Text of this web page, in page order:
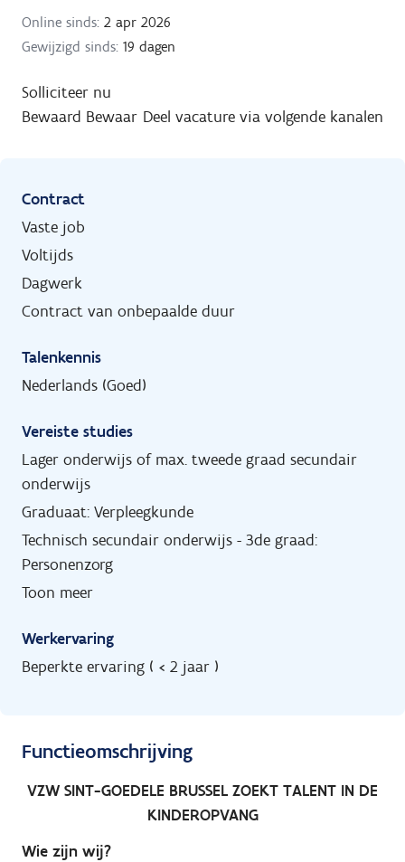
Online sinds: 2 apr 2026
Gewijzigd sinds: 19 dagen
Solliciteer nu
Bewaard Bewaar Deel vacature via volgende kanalen
Contract
Vaste job
Voltijds
Dagwerk
Contract van onbepaalde duur
Talenkennis
Nederlands (Goed)
Vereiste studies
Lager onderwijs of max. tweede graad secundair
onderwijs
Graduaat: Verpleegkunde
Technisch secundair onderwijs - 3de graad:
Personenzorg
Toon meer
Werkervaring
Beperkte ervaring ( < 2 jaar )
Functieomschrijving
VZW SINT-GOEDELE BRUSSEL ZOEKT TALENT IN DE
KINDEROPVANG
Wie zijn wij?